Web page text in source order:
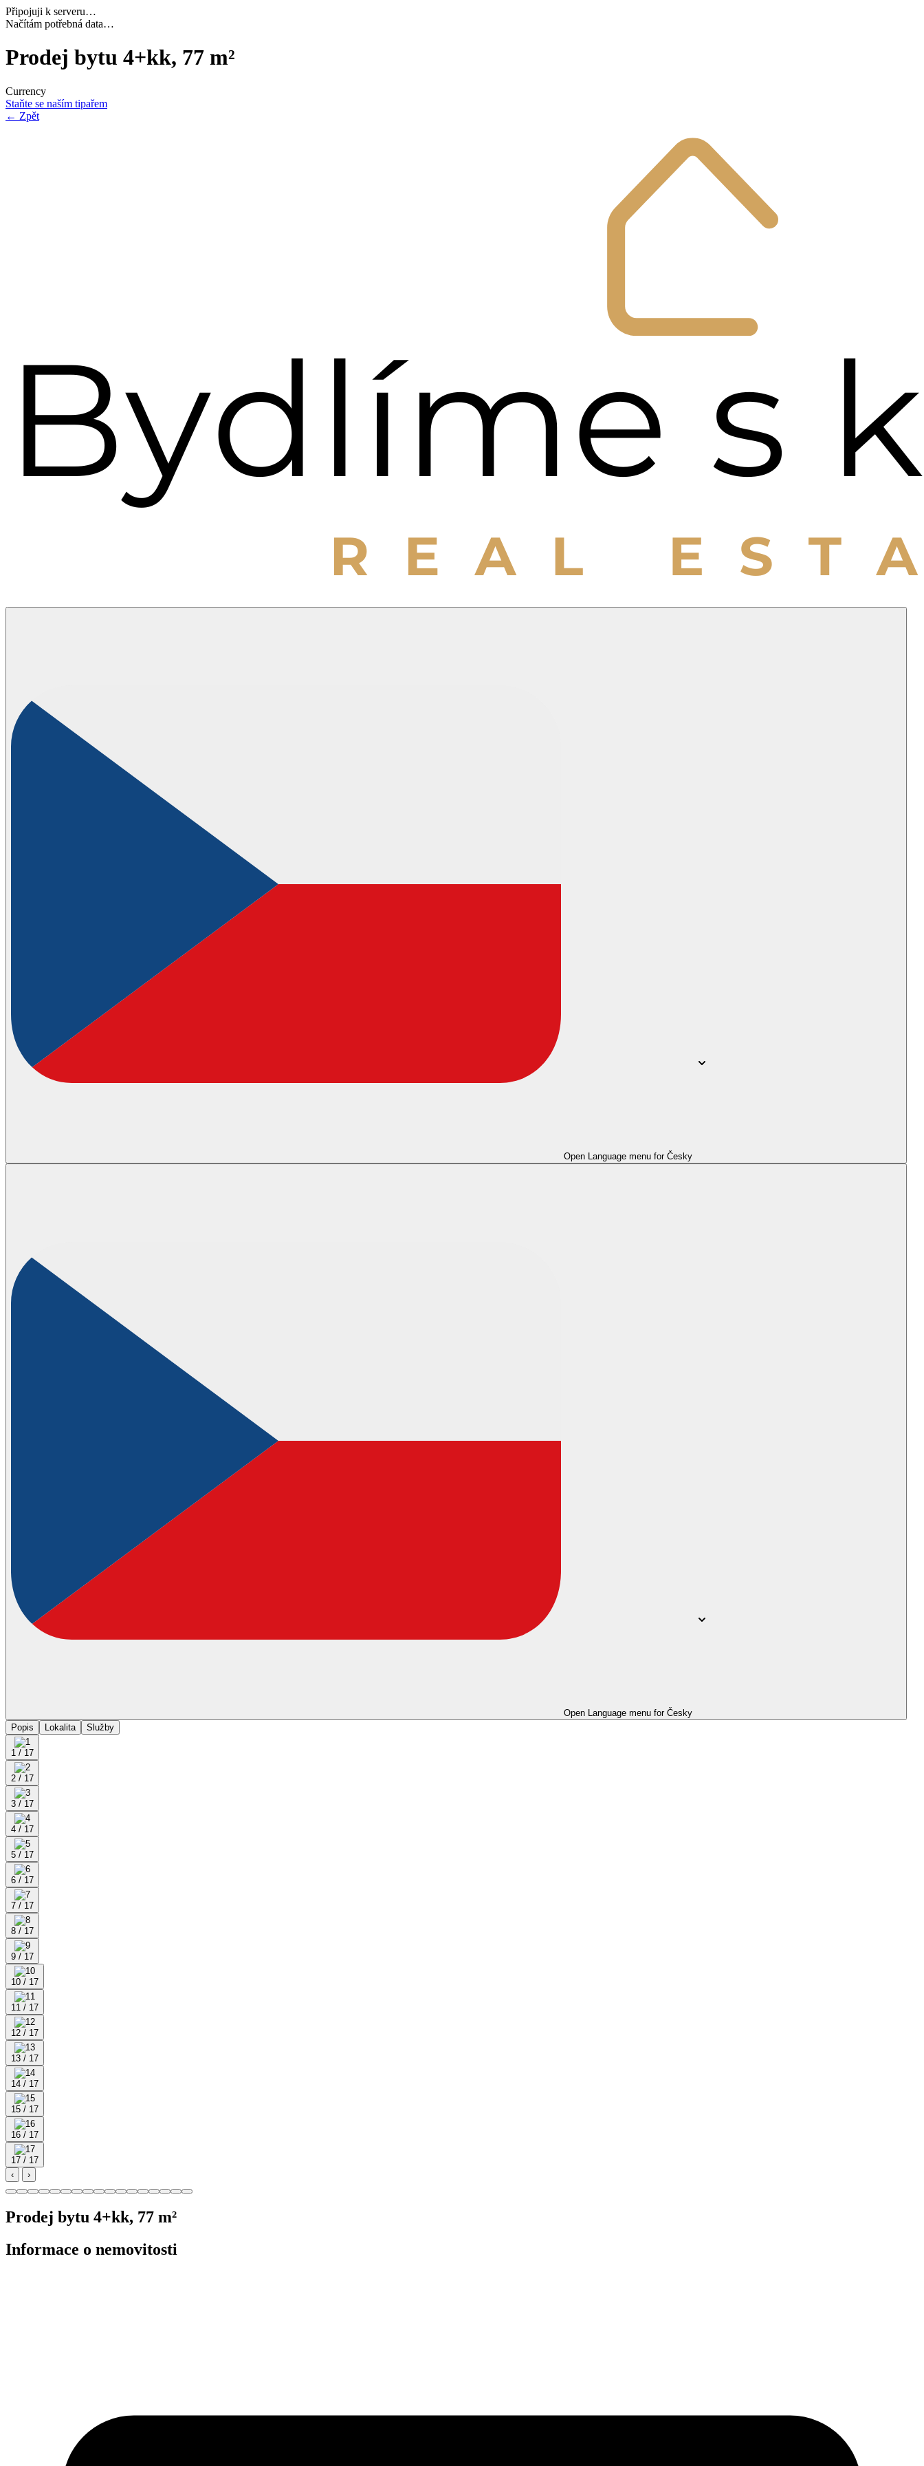
Připojuji k serveru…
Načítám potřebná data…
Prodej bytu 4+kk, 77 m²
Currency
Staňte se naším tipařem
← Zpět
Open Language menu for Česky
Open Language menu for Česky
Popis
Lokalita Služby
1 / 17
2 / 17
3 / 17
4 / 17
5 / 17
6 / 17
7 / 17
8 / 17
9 / 17
10 / 17
11 / 17
12 / 17
13 / 17
14 / 17
15 / 17
16 / 17
17 / 17
‹
›
Prodej bytu 4+kk, 77 m²
Informace o nemovitosti